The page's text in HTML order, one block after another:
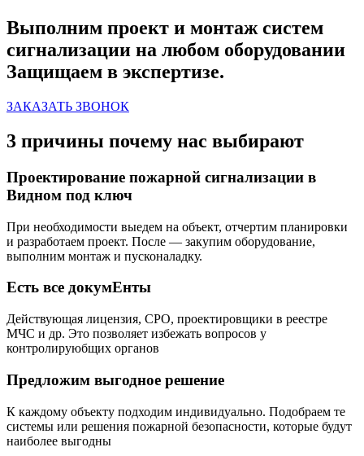
Выполним проект и монтаж систем
сигнализации на любом оборудовании
Защищаем в экспертизе.
ЗАКАЗАТЬ ЗВОНОК
3 причины почему нас выбирают
Проектирование пожарной сигнализации в
Видном под ключ
При необходимости выедем на объект, отчертим планировки
и разработаем проект. После — закупим оборудование,
выполним монтаж и пусконаладку.
Есть все докумЕнты
Действующая лицензия, СРО, проектировщики в реестре
МЧС и др. Это позволяет избежать вопросов у
контролируюбщих органов
Предложим выгодное решение
К каждому объекту подходим индивидуально. Подобраем те
системы или решения пожарной безопасности, которые будут
наиболее выгодны